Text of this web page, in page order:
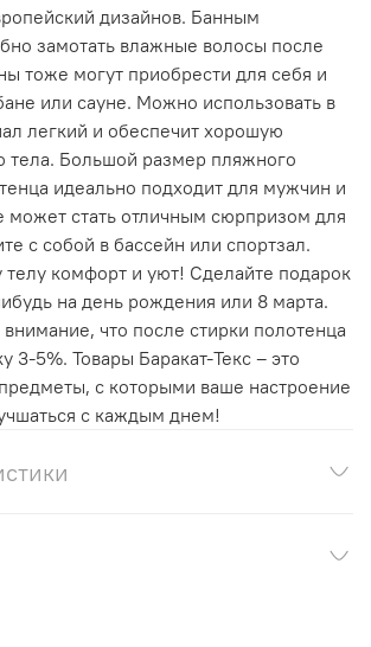
дизайнов. Банным
замотать влажные волосы после
тоже могут приобрести для себя и
или сауне. Можно использовать в
легкий и обеспечит хорошую
тела. Большой размер пляжного
идеально подходит для мужчин и
стать отличным сюрпризом для
с собой в бассейн или спортзал.
комфорт и уют! Сделайте подарок
на день рождения или 8 марта.
что после стирки полотенца
3-5%. Товары Баракат-Текс – это
с которыми ваше настроение
с каждым днем!